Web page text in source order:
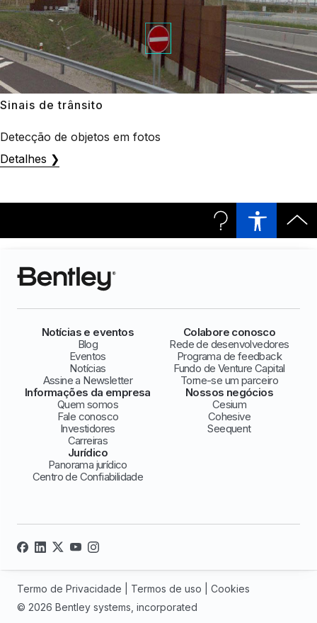
Sinais de trânsito
Detecção de objetos em fotos
Detalhes ❯
Notícias e eventos
Blog
Eventos
Notícias
Assine a Newsletter
Colabore conosco
Rede de desenvolvedores
Programa de feedback
Fundo de Venture Capital
Torne-se um parceiro
Informações da empresa
Quem somos
Fale conosco
Investidores
Carreiras
Nossos negócios
Cesium
Cohesive
Seequent
Jurídico
Panorama jurídico
Centro de Confiabilidade
© 2026 Bentley systems, incorporated
Termo de Privacidade Termos de uso Cookies